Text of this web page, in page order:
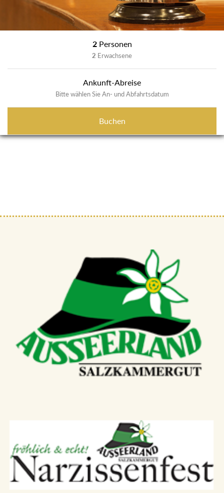
2 Personen
2 Erwachsene
Ankunft-Abreise
Bitte wählen Sie An- und Abfahrtsdatum
Buchen